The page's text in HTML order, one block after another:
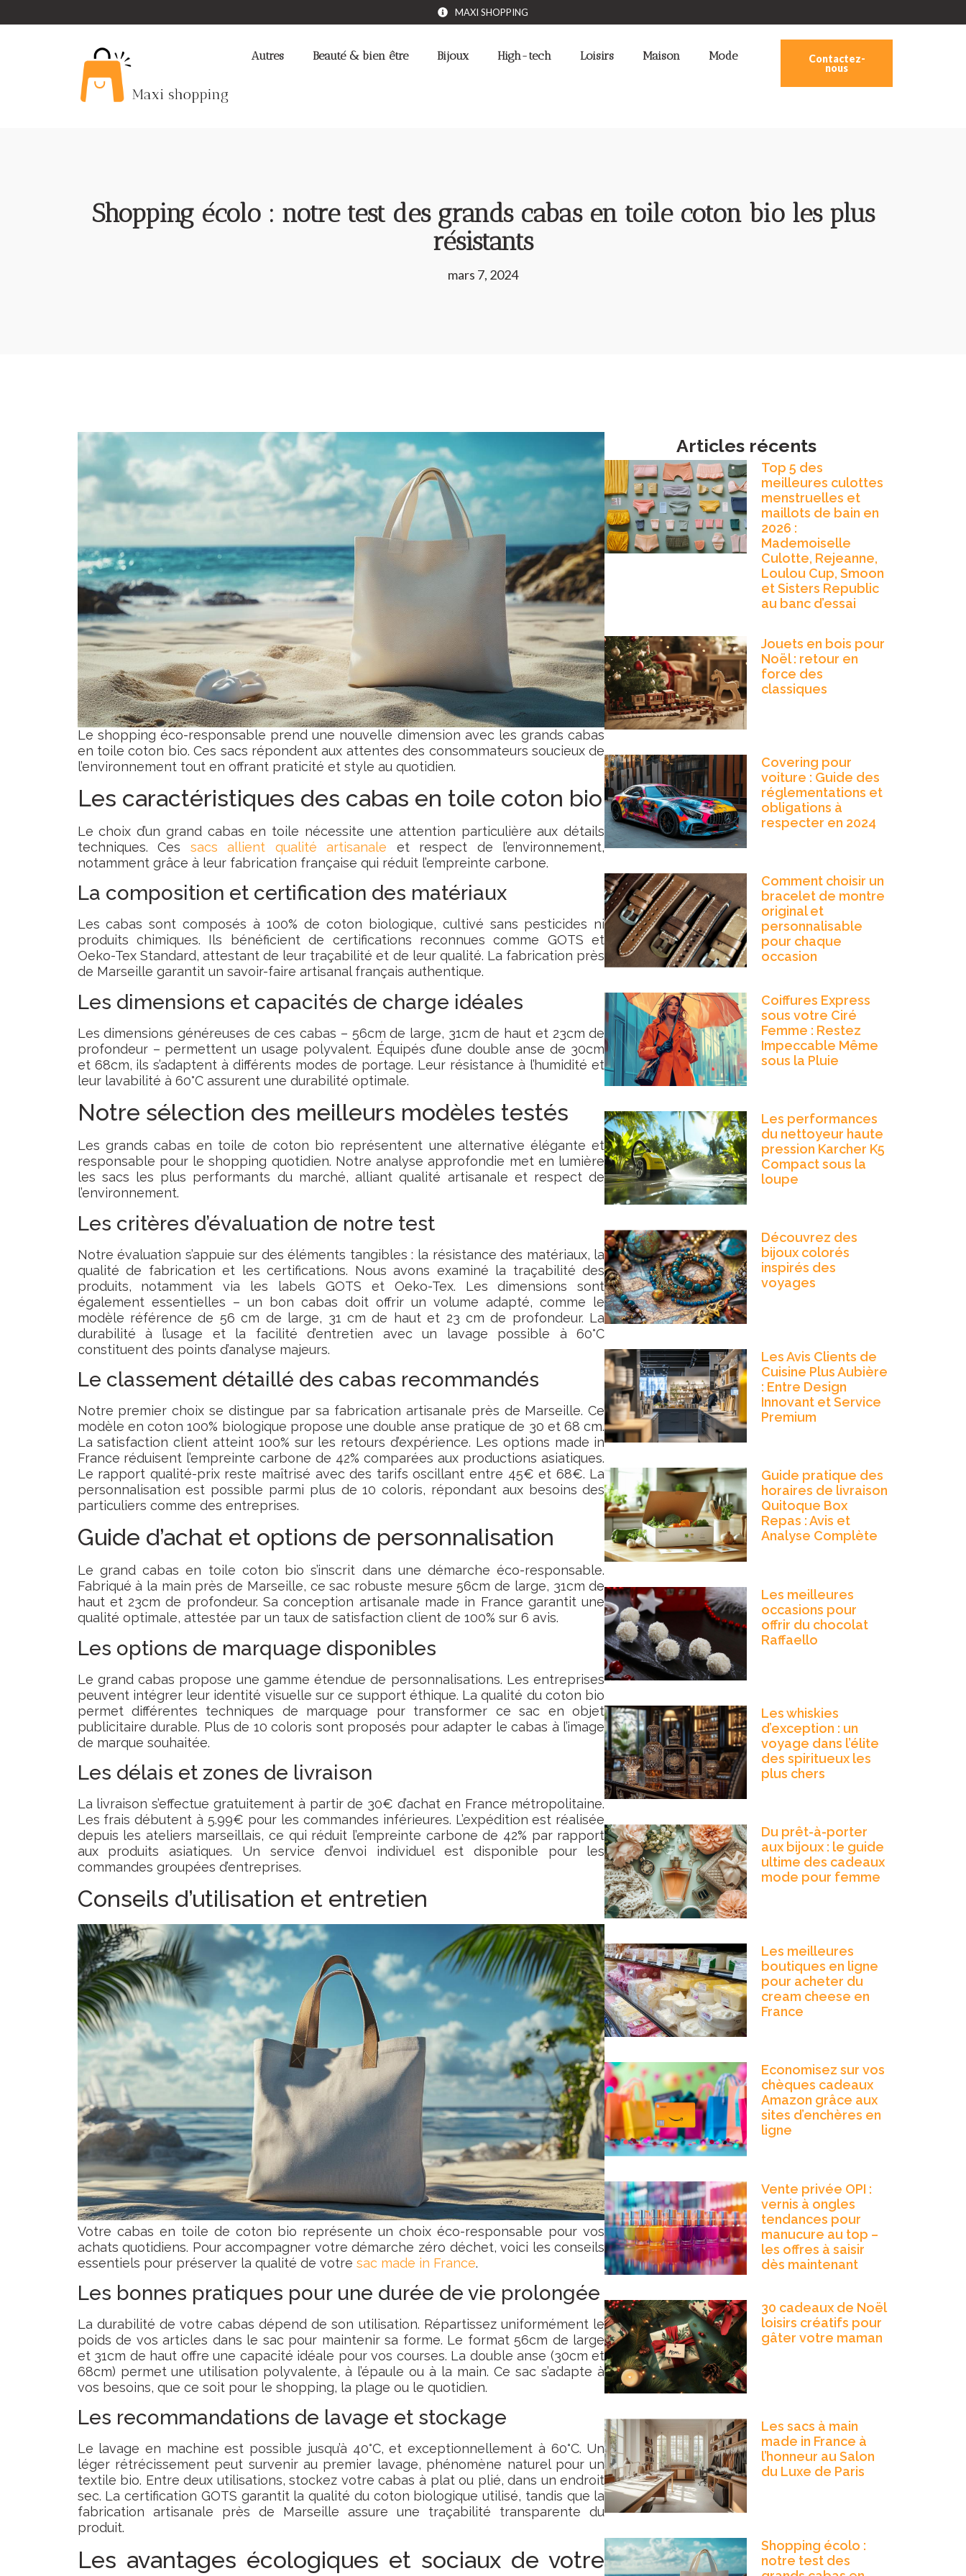
MAXI SHOPPING
Autres Beauté & bien être Bijoux High-tech Loisirs Maison Mode Contactez-
nous
Shopping écolo : notre test des grands cabas en toile coton bio les plus
résistants
mars 7, 2024
Le shopping éco-responsable prend une nouvelle dimension avec les grands cabas
en toile coton bio. Ces sacs répondent aux attentes des consommateurs soucieux de
l’environnement tout en offrant praticité et style au quotidien.
Les caractéristiques des cabas en toile coton bio
Le choix d’un grand cabas en toile nécessite une attention particulière aux détails
techniques. Ces sacs allient qualité artisanale et respect de l’environnement,
notamment grâce à leur fabrication française qui réduit l’empreinte carbone.
La composition et certification des matériaux
Les cabas sont composés à 100% de coton biologique, cultivé sans pesticides ni
produits chimiques. Ils bénéficient de certifications reconnues comme GOTS et
Oeko-Tex Standard, attestant de leur traçabilité et de leur qualité. La fabrication près
de Marseille garantit un savoir-faire artisanal français authentique.
Les dimensions et capacités de charge idéales
Les dimensions généreuses de ces cabas – 56cm de large, 31cm de haut et 23cm de
profondeur – permettent un usage polyvalent. Équipés d’une double anse de 30cm
et 68cm, ils s’adaptent à différents modes de portage. Leur résistance à l’humidité et
leur lavabilité à 60°C assurent une durabilité optimale.
Notre sélection des meilleurs modèles testés
Les grands cabas en toile de coton bio représentent une alternative élégante et
responsable pour le shopping quotidien. Notre analyse approfondie met en lumière
les sacs les plus performants du marché, alliant qualité artisanale et respect de
l’environnement.
Les critères d’évaluation de notre test
Notre évaluation s’appuie sur des éléments tangibles : la résistance des matériaux, la
qualité de fabrication et les certifications. Nous avons examiné la traçabilité des
produits, notamment via les labels GOTS et Oeko-Tex. Les dimensions sont
également essentielles – un bon cabas doit offrir un volume adapté, comme le
modèle référence de 56 cm de large, 31 cm de haut et 23 cm de profondeur. La
durabilité à l’usage et la facilité d’entretien avec un lavage possible à 60°C
constituent des points d’analyse majeurs.
Le classement détaillé des cabas recommandés
Notre premier choix se distingue par sa fabrication artisanale près de Marseille. Ce
modèle en coton 100% biologique propose une double anse pratique de 30 et 68 cm.
La satisfaction client atteint 100% sur les retours d’expérience. Les options made in
France réduisent l’empreinte carbone de 42% comparées aux productions asiatiques.
Le rapport qualité-prix reste maîtrisé avec des tarifs oscillant entre 45€ et 68€. La
personnalisation est possible parmi plus de 10 coloris, répondant aux besoins des
particuliers comme des entreprises.
Guide d’achat et options de personnalisation
Le grand cabas en toile coton bio s’inscrit dans une démarche éco-responsable.
Fabriqué à la main près de Marseille, ce sac robuste mesure 56cm de large, 31cm de
haut et 23cm de profondeur. Sa conception artisanale made in France garantit une
qualité optimale, attestée par un taux de satisfaction client de 100% sur 6 avis.
Les options de marquage disponibles
Le grand cabas propose une gamme étendue de personnalisations. Les entreprises
peuvent intégrer leur identité visuelle sur ce support éthique. La qualité du coton bio
permet différentes techniques de marquage pour transformer ce sac en objet
publicitaire durable. Plus de 10 coloris sont proposés pour adapter le cabas à l’image
de marque souhaitée.
Les délais et zones de livraison
La livraison s’effectue gratuitement à partir de 30€ d’achat en France métropolitaine.
Les frais débutent à 5.99€ pour les commandes inférieures. L’expédition est réalisée
depuis les ateliers marseillais, ce qui réduit l’empreinte carbone de 42% par rapport
aux produits asiatiques. Un service d’envoi individuel est disponible pour les
commandes groupées d’entreprises.
Conseils d’utilisation et entretien
Votre cabas en toile de coton bio représente un choix éco-responsable pour vos
achats quotidiens. Pour accompagner votre démarche zéro déchet, voici les conseils
essentiels pour préserver la qualité de votre sac made in France.
Les bonnes pratiques pour une durée de vie prolongée
La durabilité de votre cabas dépend de son utilisation. Répartissez uniformément le
poids de vos articles dans le sac pour maintenir sa forme. Le format 56cm de large
et 31cm de haut offre une capacité idéale pour vos courses. La double anse (30cm et
68cm) permet une utilisation polyvalente, à l’épaule ou à la main. Ce sac s’adapte à
vos besoins, que ce soit pour le shopping, la plage ou le quotidien.
Les recommandations de lavage et stockage
Le lavage en machine est possible jusqu’à 40°C, et exceptionnellement à 60°C. Un
léger rétrécissement peut survenir au premier lavage, phénomène naturel pour un
textile bio. Entre deux utilisations, stockez votre cabas à plat ou plié, dans un endroit
sec. La certification GOTS garantit la qualité du coton biologique utilisé, tandis que la
fabrication artisanale près de Marseille assure une traçabilité transparente du
produit.
Les avantages écologiques et sociaux de votre
Articles récents
Top 5 des
meilleures culottes
menstruelles et
maillots de bain en
2026 :
Mademoiselle
Culotte, Rejeanne,
Loulou Cup, Smoon
et Sisters Republic
au banc d’essai
Jouets en bois pour
Noël : retour en
force des
classiques
Covering pour
voiture : Guide des
réglementations et
obligations à
respecter en 2024
Comment choisir un
bracelet de montre
original et
personnalisable
pour chaque
occasion
Coiffures Express
sous votre Ciré
Femme : Restez
Impeccable Même
sous la Pluie
Les performances
du nettoyeur haute
pression Karcher K5
Compact sous la
loupe
Découvrez des
bijoux colorés
inspirés des
voyages
Les Avis Clients de
Cuisine Plus Aubière
: Entre Design
Innovant et Service
Premium
Guide pratique des
horaires de livraison
Quitoque Box
Repas : Avis et
Analyse Complète
Les meilleures
occasions pour
offrir du chocolat
Raffaello
Les whiskies
d’exception : un
voyage dans l’élite
des spiritueux les
plus chers
Du prêt-à-porter
aux bijoux : le guide
ultime des cadeaux
mode pour femme
Les meilleures
boutiques en ligne
pour acheter du
cream cheese en
France
Economisez sur vos
chèques cadeaux
Amazon grâce aux
sites d’enchères en
ligne
Vente privée OPI :
vernis à ongles
tendances pour
manucure au top –
les offres à saisir
dès maintenant
30 cadeaux de Noël
loisirs créatifs pour
gâter votre maman
Les sacs à main
made in France à
l’honneur au Salon
du Luxe de Paris
Shopping écolo :
notre test des